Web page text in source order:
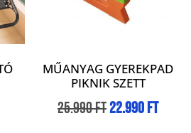
MŰANYAG GYEREKPAD
PIKNIK SZETT
25.990Ft22.990Ft